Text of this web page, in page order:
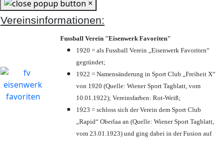
×
Vereinsinformationen:
Fussball Verein "Eisenwerk Favoriten"
1920 = als Fussball Verein „Eisenwerk Favoriten“
gegründet;
1922 = Namensänderung in Sport Club „Freiheit X“
von 1920 (Quelle: Wiener Sport Tagblatt, vom
10.01.1922); Vereinsfarben: Rot-Weiß;
1923 = schloss sich der Verein dem Sport Club
„Rapid“ Oberlaa an (Quelle: Wiener Sport Tagblatt,
vom 23.01.1923) und ging dabei in der Fusion auf